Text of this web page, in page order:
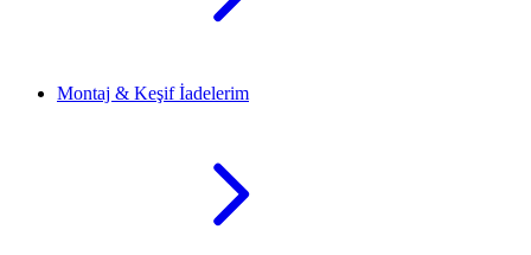
Montaj & Keşif İadelerim